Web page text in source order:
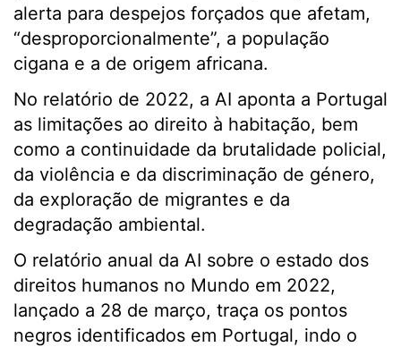
alerta para despejos forçados que afetam,
“desproporcionalmente”, a população
cigana e a de origem africana.
No relatório de 2022, a AI aponta a Portugal
as limitações ao direito à habitação, bem
como a continuidade da brutalidade policial,
da violência e da discriminação de género,
da exploração de migrantes e da
degradação ambiental.
O relatório anual da AI sobre o estado dos
direitos humanos no Mundo em 2022,
lançado a 28 de março, traça os pontos
negros identificados em Portugal, indo o